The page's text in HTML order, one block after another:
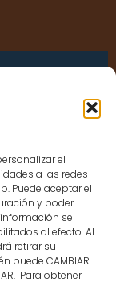
el
a las redes
Puede aceptar el
y poder
se
al efecto. Al
retirar su
puede CAMBIAR
Para obtener